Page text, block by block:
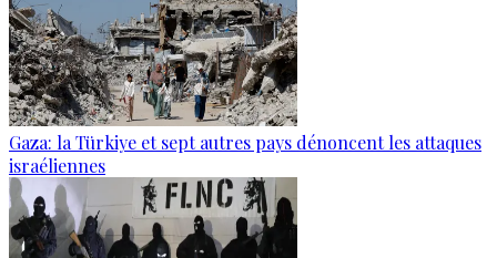
Gaza: la Türkiye et sept autres pays dénoncent les attaques
israéliennes